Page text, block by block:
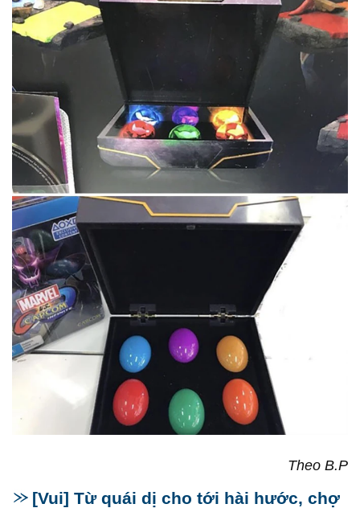
Theo B.P
[Vui] Từ quái dị cho tới hài hước, chợ